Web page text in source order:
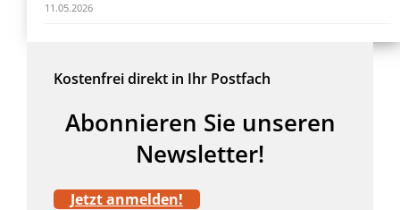
11.05.2026
Kostenfrei direkt in Ihr Postfach
Abonnieren Sie unseren
Newsletter!
Jetzt anmelden!